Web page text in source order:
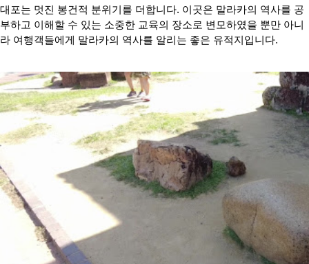
대포는 멋진 봉건적 분위기를 더합니다. 이곳은 말라카의 역사를 공
부하고 이해할 수 있는 소중한 교육의 장소로 변모하였을 뿐만 아니
라 여행객들에게 말라카의 역사를 알리는 좋은 유적지입니다.